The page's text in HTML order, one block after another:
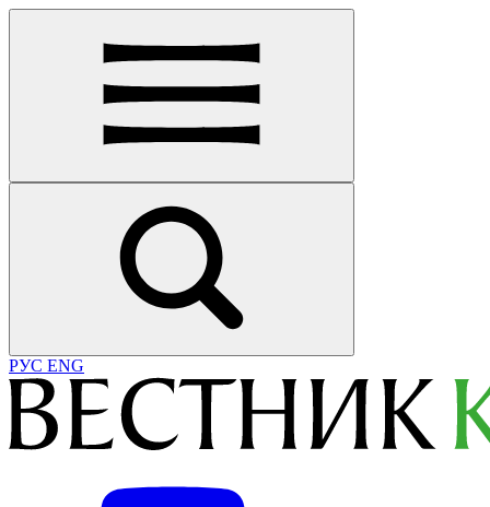
РУС ENG